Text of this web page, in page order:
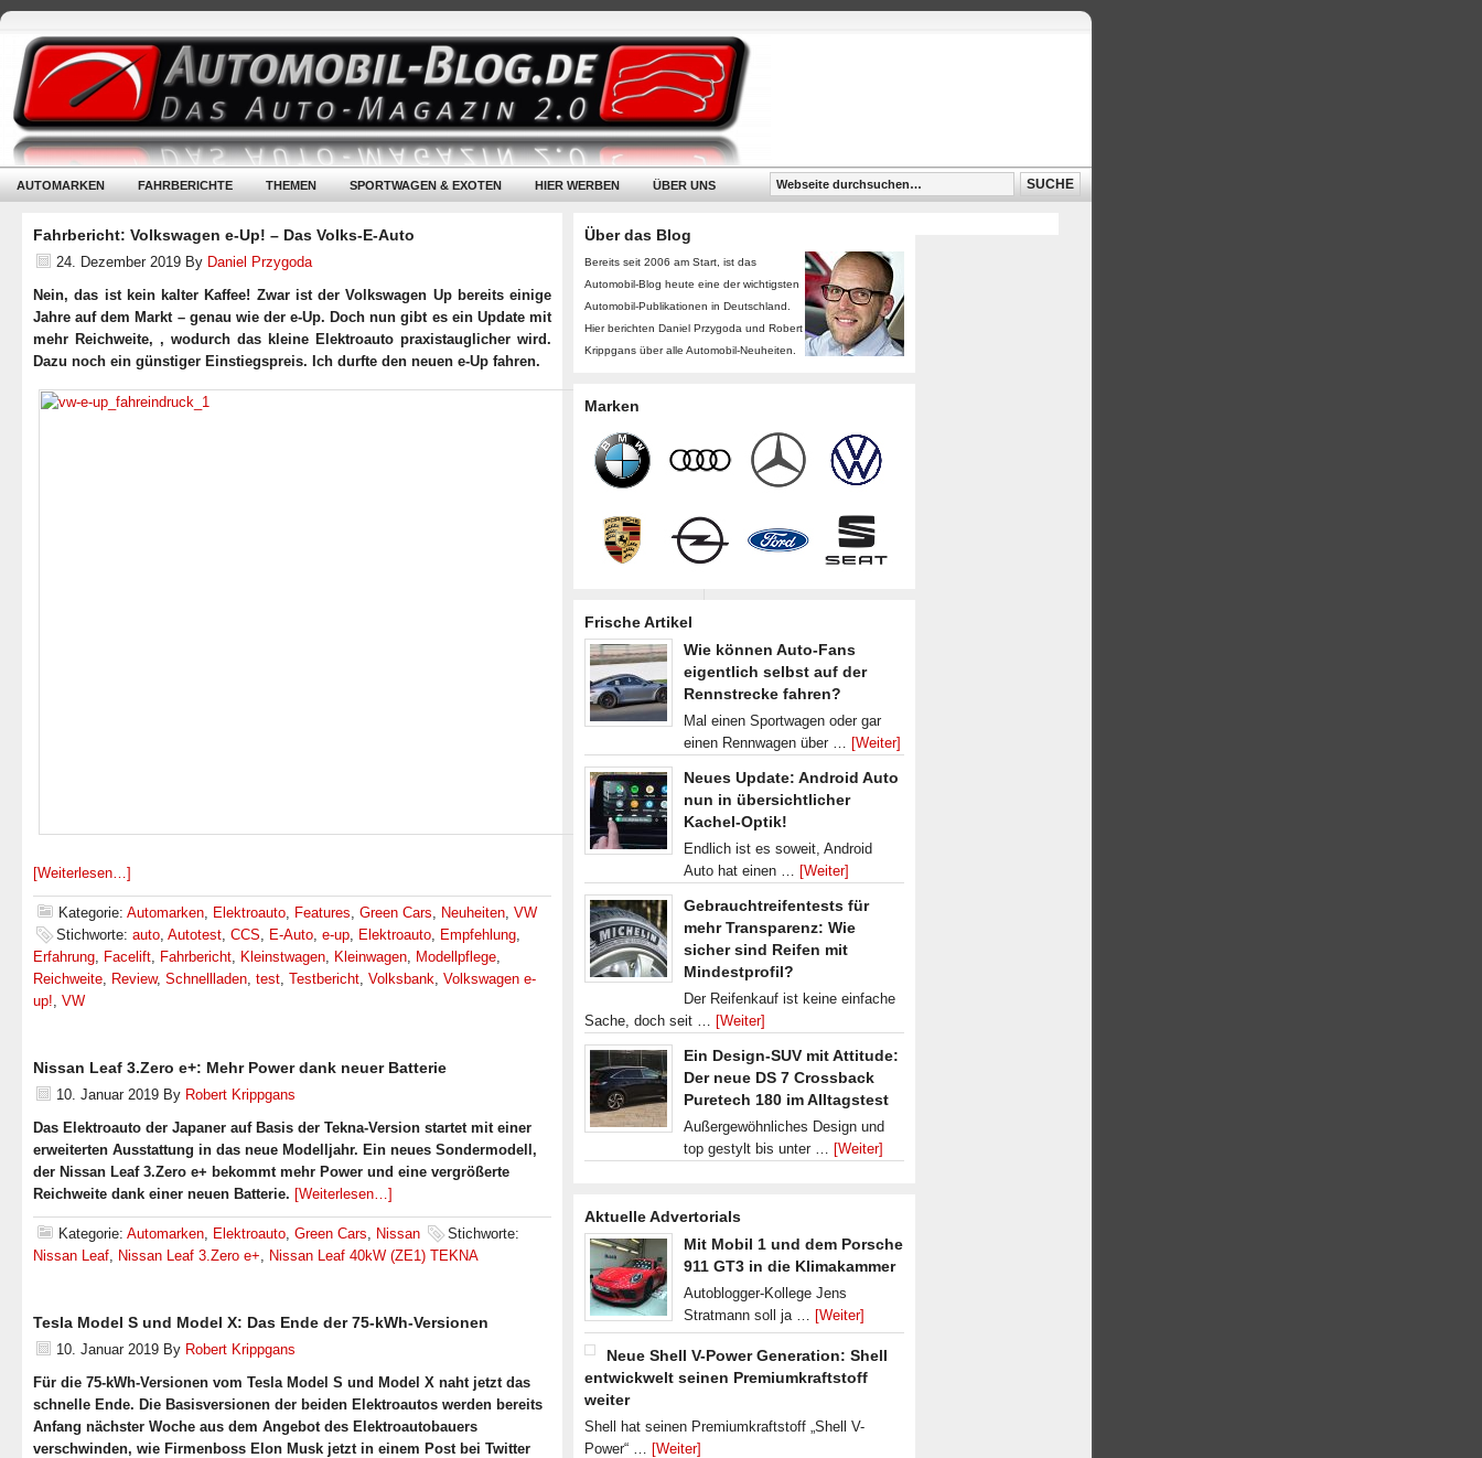
AUTOMARKEN FAHRBERICHTE THEMEN SPORTWAGEN & EXOTEN HIER WERBEN ÜBER UNS
Fahrbericht: Volkswagen e-Up! – Das Volks-E-Auto
24. Dezember 2019 By Daniel Przygoda
Nein, das ist kein kalter Kaffee! Zwar ist der Volkswagen Up bereits einige
Jahre auf dem Markt – genau wie der e-Up. Doch nun gibt es ein Update mit
mehr Reichweite, , wodurch das kleine Elektroauto praxistauglicher wird.
Dazu noch ein günstiger Einstiegspreis. Ich durfte den neuen e-Up fahren.
[Weiterlesen…]
Kategorie: Automarken, Elektroauto, Features, Green Cars, Neuheiten, VW
Stichworte: auto, Autotest, CCS, E-Auto, e-up, Elektroauto, Empfehlung,
Erfahrung, Facelift, Fahrbericht, Kleinstwagen, Kleinwagen, Modellpflege,
Reichweite, Review, Schnellladen, test, Testbericht, Volksbank, Volkswagen e-
up!, VW
Nissan Leaf 3.Zero e+: Mehr Power dank neuer Batterie
10. Januar 2019 By Robert Krippgans
Das Elektroauto der Japaner auf Basis der Tekna-Version startet mit einer
erweiterten Ausstattung in das neue Modelljahr. Ein neues Sondermodell,
der Nissan Leaf 3.Zero e+ bekommt mehr Power und eine vergrößerte
Reichweite dank einer neuen Batterie. [Weiterlesen…]
Kategorie: Automarken, Elektroauto, Green Cars, Nissan
Stichworte:
Nissan Leaf, Nissan Leaf 3.Zero e+, Nissan Leaf 40kW (ZE1) TEKNA
Tesla Model S und Model X: Das Ende der 75-kWh-Versionen
10. Januar 2019 By Robert Krippgans
Für die 75-kWh-Versionen vom Tesla Model S und Model X naht jetzt das
schnelle Ende. Die Basisversionen der beiden Elektroautos werden bereits
Anfang nächster Woche aus dem Angebot des Elektroautobauers
verschwinden, wie Firmenboss Elon Musk jetzt in einem Post bei Twitter
Über das Blog
Bereits seit 2006 am Start, ist das
Automobil-Blog heute eine der wichtigsten
Automobil-Publikationen in Deutschland.
Hier berichten Daniel Przygoda und Robert
Krippgans über alle Automobil-Neuheiten.
Marken
Frische Artikel
Wie können Auto-Fans
eigentlich selbst auf der
Rennstrecke fahren?
Mal einen Sportwagen oder gar
einen Rennwagen über … [Weiter]
Neues Update: Android Auto
nun in übersichtlicher
Kachel-Optik!
Endlich ist es soweit, Android
Auto hat einen … [Weiter]
Gebrauchtreifentests für
mehr Transparenz: Wie
sicher sind Reifen mit
Mindestprofil?
Der Reifenkauf ist keine einfache
Sache, doch seit … [Weiter]
Ein Design-SUV mit Attitude:
Der neue DS 7 Crossback
Puretech 180 im Alltagstest
Außergewöhnliches Design und
top gestylt bis unter … [Weiter]
Aktuelle Advertorials
Mit Mobil 1 und dem Porsche
911 GT3 in die Klimakammer
Autoblogger-Kollege Jens
Stratmann soll ja … [Weiter]
Neue Shell V-Power Generation: Shell
entwickwelt seinen Premiumkraftstoff
weiter
Shell hat seinen Premiumkraftstoff „Shell V-
Power“ … [Weiter]